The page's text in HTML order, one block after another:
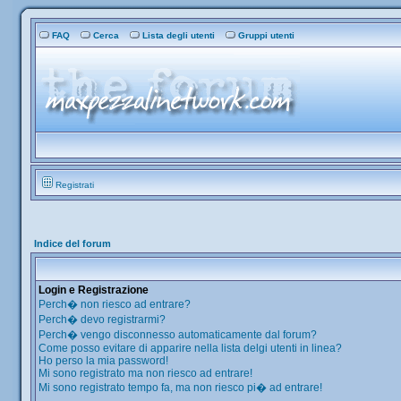
FAQ Cerca Lista degli utenti Gruppi utenti
Registrati
Indice del forum
Login e Registrazione
Perch� non riesco ad entrare?
Perch� devo registrarmi?
Perch� vengo disconnesso automaticamente dal forum?
Come posso evitare di apparire nella lista delgi utenti in linea?
Ho perso la mia password!
Mi sono registrato ma non riesco ad entrare!
Mi sono registrato tempo fa, ma non riesco pi� ad entrare!